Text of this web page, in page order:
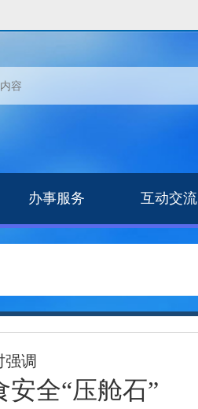
办事服务 互动交流
强调
全“压舱石”